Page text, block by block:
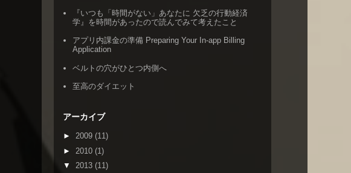
『いつも「時間がない」あなたに 欠乏の行動経済
学』を時間があったので読んでみて考えたこと
アプリ内課金の準備 Preparing Your In-app Billing
Application
ベルトの穴がひとつ内側へ
至高のダイエット
アーカイブ
► 2009 (11)
► 2010 (1)
▼ 2013 (11)